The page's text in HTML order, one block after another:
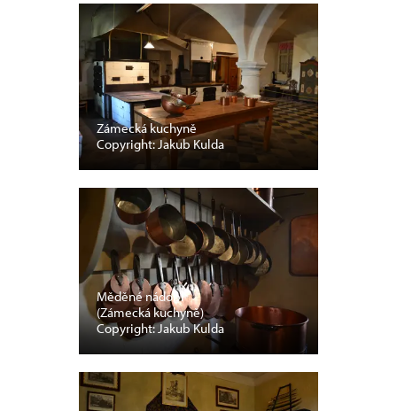
Zámecká kuchyně
Copyright: Jakub Kulda
Měděné nádobí
(Zámecká kuchyně)
Copyright: Jakub Kulda